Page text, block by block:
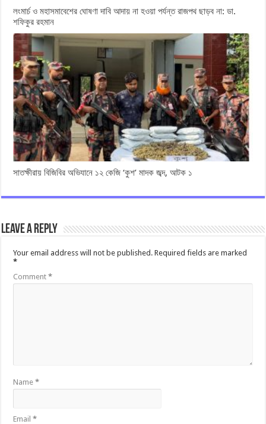
লংমার্চ ও মহাসমাবেশের ঘোষণা দাবি আদায় না হওয়া পর্যন্ত রাজপথ ছাড়ব না: ডা.
শফিকুর রহমান
সাতক্ষীরায় বিজিবির অভিযানে ১২ কেজি ‘কুশ’ মাদক জব্দ, আটক ১
Leave a Reply
Your email address will not be published. Required fields are marked
*
Comment*
Name*
Email*